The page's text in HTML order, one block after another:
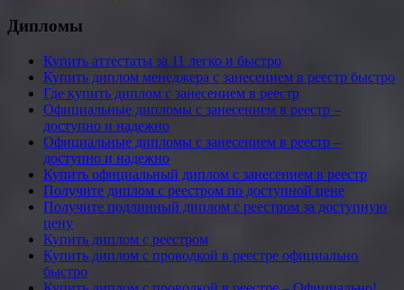
Дипломы
Купить аттестаты за 11 легко и быстро
Купить диплом менеджера с занесением в реестр быстро
Где купить диплом с занесением в реестр
Официальные дипломы с занесением в реестр –
доступно и надежно
Официальные дипломы с занесением в реестр –
доступно и надежно
Купить официальный диплом с занесением в реестр
Получите диплом с реестром по доступной цене
Получите подлинный диплом с реестром за доступную
цену
Купить диплом с реестром
Купить диплом с проводкой в реестре официально
быстро